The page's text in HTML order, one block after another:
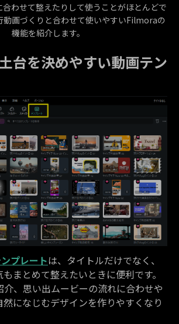
わせて整えたりして使うことがほとんどで
動画づくりと合わせて使いやすいFilmoraの
機能を紹介します。
台を決めやすい動画テン
プレートは、タイトルだけでなく、
まとめて整えたいときに便利です。
、思い出ムービーの流れに合わせや
になじむデザインを作りやすくなり